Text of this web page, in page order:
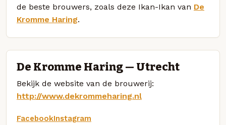
de beste brouwers, zoals deze Ikan-Ikan van De
Kromme Haring.
De Kromme Haring — Utrecht
Bekijk de website van de brouwerij:
http://www.dekrommeharing.nl
FacebookInstagram